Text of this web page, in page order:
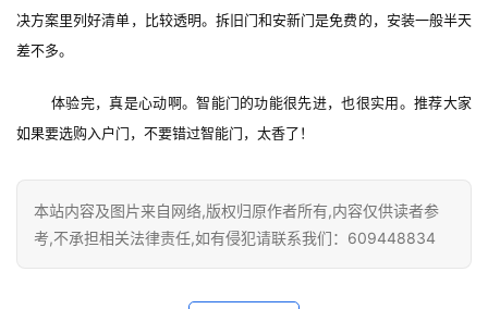
决方案里列好清单，比较透明。拆旧门和安新门是免费的，安装一般半天
差不多。
体验完，真是心动啊。智能门的功能很先进，也很实用。推荐大家
如果要选购入户门，不要错过智能门，太香了！
本站内容及图片来自网络,版权归原作者所有,内容仅供读者参
考,不承担相关法律责任,如有侵犯请联系我们：609448834